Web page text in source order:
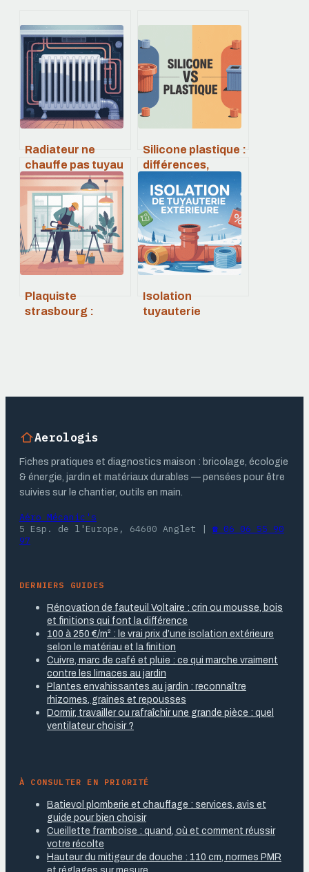
Radiateur ne
chauffe pas tuyau
froid : causes et
solutions
efficaces
Silicone plastique :
différences,
usages et choix
pour vos projets
Plaquiste
strasbourg :
Isolation
tuyauterie
Aerologis
Fiches pratiques et diagnostics maison : bricolage, écologie
& énergie, jardin et matériaux durables — pensées pour être
suivies sur le chantier, outils en main.
Aéro Mécanic's
5 Esp. de l'Europe, 64600 Anglet | ☎ 06 06 55 90
97
DERNIERS GUIDES
Rénovation de fauteuil Voltaire : crin ou mousse, bois
et finitions qui font la différence
100 à 250 €/m² : le vrai prix d’une isolation extérieure
selon le matériau et la finition
Cuivre, marc de café et pluie : ce qui marche vraiment
contre les limaces au jardin
Plantes envahissantes au jardin : reconnaître
rhizomes, graines et repousses
Dormir, travailler ou rafraîchir une grande pièce : quel
ventilateur choisir ?
À CONSULTER EN PRIORITÉ
Batievol plomberie et chauffage : services, avis et
guide pour bien choisir
Cueillette framboise : quand, où et comment réussir
votre récolte
Hauteur du mitigeur de douche : 110 cm, normes PMR